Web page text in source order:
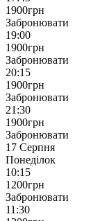
1900грн
Забронювати
19:00
1900грн
Забронювати
20:15
1900грн
Забронювати
21:30
1900грн
Забронювати
17 Серпня
Понеділок
10:15
1200грн
Забронювати
11:30